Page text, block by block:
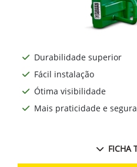
Durabilidade superior
Fácil instalação
Ótima visibilidade
Mais praticidade e
FICHA